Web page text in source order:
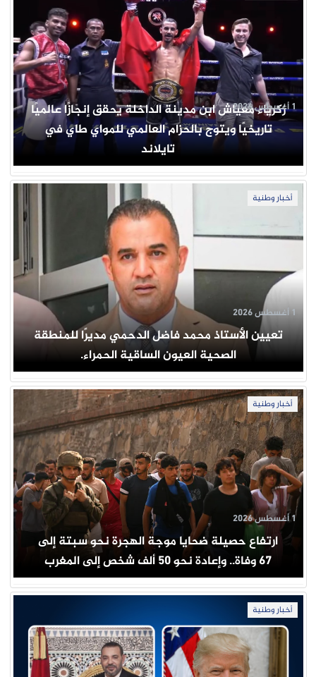
زكرياء معياش ابن مدينة الداخلة يحقق إنجازًا عالميًا
تاريخيًا ويتوج بالحزام العالمي للمواي طاي في
تايلاند
1 أغسطس 2026
أخبار وطنية
تعيين الأستاذ محمد فاضل الدحمي مديرًا للمنطقة
الصحية العيون الساقية الحمراء.
1 أغسطس 2026
أخبار وطنية
ارتفاع حصيلة ضحايا موجة الهجرة نحو سبتة إلى
67 وفاة.. وإعادة نحو 50 ألف شخص إلى المغرب
1 أغسطس 2026
أخبار وطنية